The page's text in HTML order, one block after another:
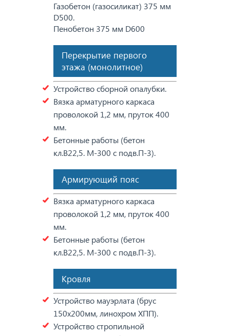
Газобетон (газосиликат) 375 мм
D500.
Пенобетон 375 мм D600
Перекрытие первого
этажа (монолитное)
Устройство сборной опалубки.
Вязка арматурного каркаса
проволокой 1,2 мм, пруток 400
мм.
Бетонные работы (бетон
кл.В22,5. М-300 с подв.П-3).
Армирующий пояс
Вязка арматурного каркаса
проволокой 1,2 мм, пруток 400
мм.
Бетонные работы (бетон
кл.В22,5. М-300 с подв.П-3).
Кровля
Устройство мауэрлата (брус
150х200мм, линохром ХПП).
Устройство стропильной